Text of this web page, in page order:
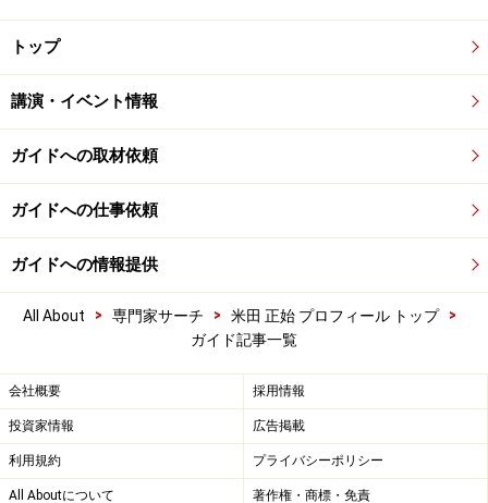
トップ
講演・イベント情報
ガイドへの取材依頼
ガイドへの仕事依頼
ガイドへの情報提供
All About > 専門家サーチ > 米田 正始 プロフィール トップ
>
ガイド記事一覧
会社概要 採用情報
投資家情報 広告掲載
利用規約 プライバシーポリシー
All Aboutについて 著作権・商標・免責